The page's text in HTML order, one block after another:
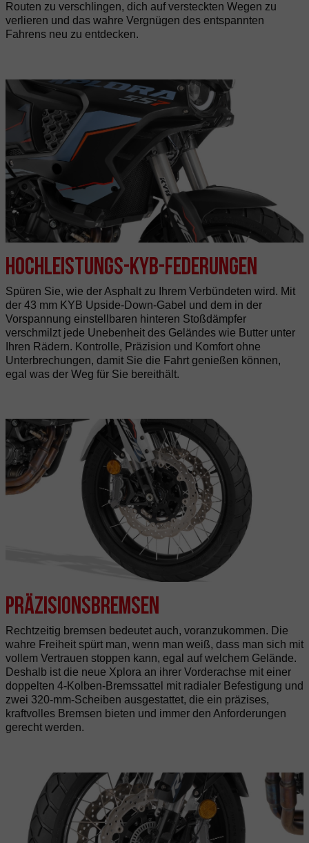
Routen zu verschlingen, dich auf versteckten Wegen zu
verlieren und das wahre Vergnügen des entspannten
Fahrens neu zu entdecken.
Hochleistungs-KYB-Federungen
Spüren Sie, wie der Asphalt zu Ihrem Verbündeten wird. Mit
der 43 mm KYB Upside-Down-Gabel und dem in der
Vorspannung einstellbaren hinteren Stoßdämpfer
verschmilzt jede Unebenheit des Geländes wie Butter unter
Ihren Rädern. Kontrolle, Präzision und Komfort ohne
Unterbrechungen, damit Sie die Fahrt genießen können,
egal was der Weg für Sie bereithält.
Präzisionsbremsen
Rechtzeitig bremsen bedeutet auch, voranzukommen. Die
wahre Freiheit spürt man, wenn man weiß, dass man sich mit
vollem Vertrauen stoppen kann, egal auf welchem Gelände.
Deshalb ist die neue Xplora an ihrer Vorderachse mit einer
doppelten 4-Kolben-Bremssattel mit radialer Befestigung und
zwei 320-mm-Scheiben ausgestattet, die ein präzises,
kraftvolles Bremsen bieten und immer den Anforderungen
gerecht werden.